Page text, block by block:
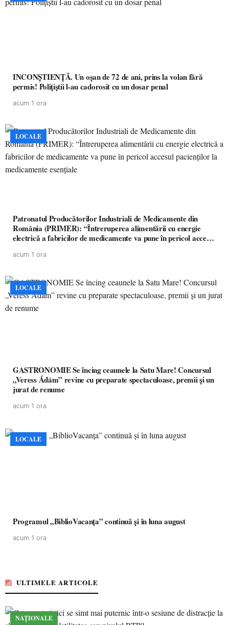
INCONȘTIENȚĂ. Un oșan de 72 de ani, prins la volan fără
permis! Polițiștii l-au cadorosit cu un dosar penal
acum 1 ora
LOCALE
Patronatul Producătorilor Industriali de Medicamente din
România (PRIMER): “Întreruperea alimentării cu energie
electrică a fabricilor de medicamente va pune în pericol accesul
acum 1 ora
LOCALE
GASTRONOMIE Se încing ceaunele la Satu Mare! Concursul
„Veress Ádám” revine cu preparate spectaculoase, premii și un
jurat de renume
acum 1 ora
LOCALE
Programul „BiblioVacanța” continuă și în luna august
acum 1 ora
ULTIMELE ARTICOLE
NAȚIONALE